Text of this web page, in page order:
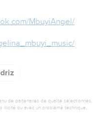
MbuyiAngel/
de partenaires de qualité sélectionnés.
illicite ou avec un problème technique,